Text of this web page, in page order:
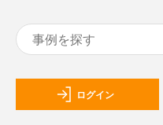
ログイン